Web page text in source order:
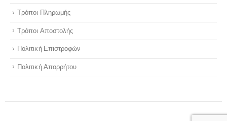
Τρόποι Πληρωμής
Τρόποι Αποστολής
Πολιτική Επιστροφών
Πολιτική Απορρήτου